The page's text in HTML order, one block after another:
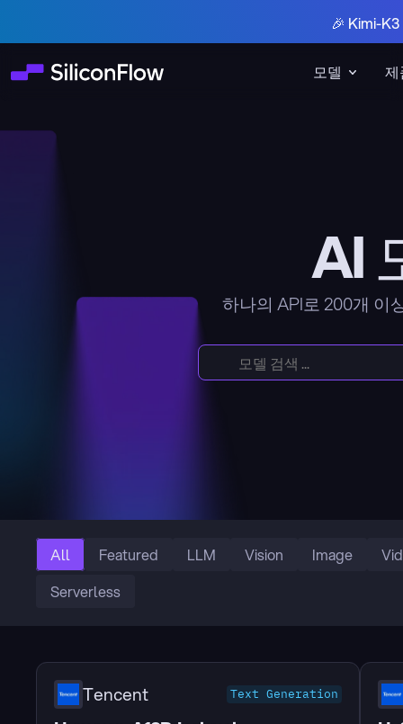
🎉 Kimi-
모델 제
AI
하나의 API로 200개 이
All Featured LLM Vision Image
Serverless
Tencent Text Generation